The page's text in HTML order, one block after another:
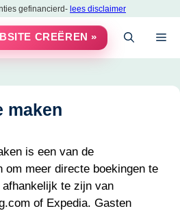
gefinancierd- lees disclaimer
CREËREN »
maken
is een van de
om meer directe boekingen te
te zijn van
of Expedia. Gasten